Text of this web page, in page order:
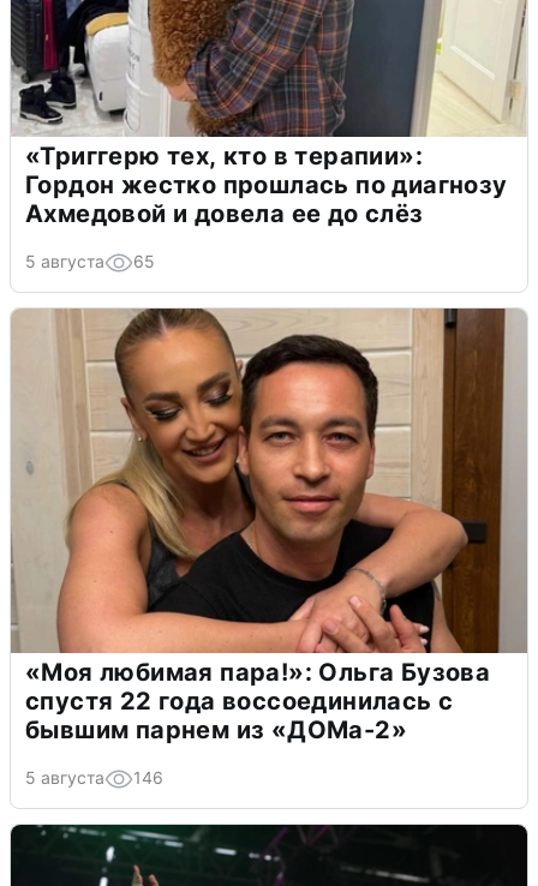
«Триггерю тех, кто в терапии»:
Гордон жестко прошлась по диагнозу
Ахмедовой и довела ее до слёз
5 августа 65
«Моя любимая пара!»: Ольга Бузова
спустя 22 года воссоединилась с
бывшим парнем из «ДОМа-2»
5 августа 146